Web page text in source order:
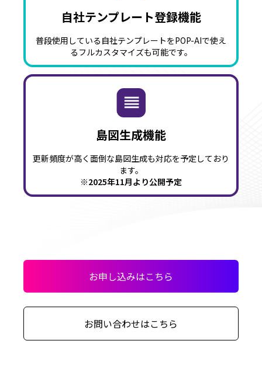
自社テンプレート登録機能
普段使用している自社テンプレートをPOP-AIで使え
るフルカスタマイズも可能です。
島図生成機能
更新頻度が高く面倒な島図生成も対応を予定しており
ます。
※2025年11月より公開予定
お申し込みはこちら
お問い合わせはこちら